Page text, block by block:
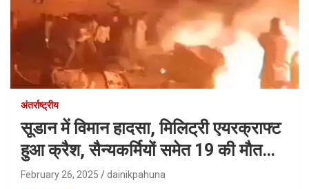
अंतर्राष्ट्रीय
सूडान में विमान हादसा, मिलिट्री एयरक्राफ्ट
हुआ क्रैश, सैन्यकर्मियों समेत 19 की मौत…
February 26, 2025 dainikpahuna